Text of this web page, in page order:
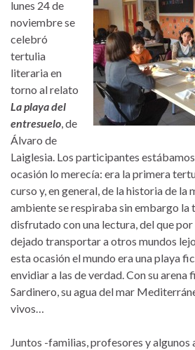
lunes 24 de
noviembre se
celebró
tertulia
literaria en
torno al relato
La playa del
entresuelo, de
Álvaro de
Laiglesia. Los participantes
ocasión lo merecía: era la primera
curso y, en general, de la historia de la
ambiente se respiraba sin embargo la
disfrutado con una lectura, del que por
dejado transportar a otros mundos
esta ocasión el mundo era una playa
envidiar a las de verdad. Con su arena
Sardinero, su agua del mar
vivos…
Juntos -familias, profesores y algunos